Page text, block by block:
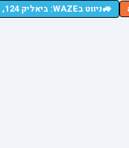
🚙ניווט בWAZE: ביאליק 124, רמת גן